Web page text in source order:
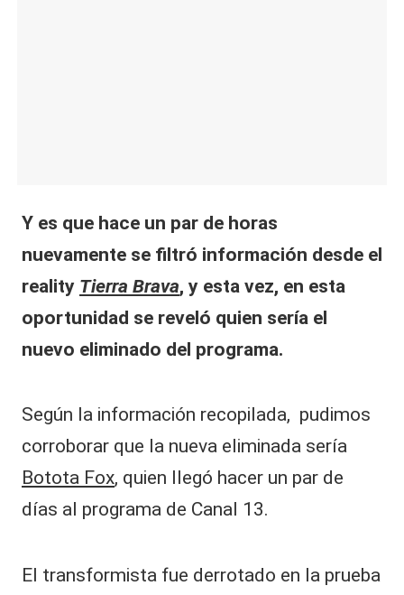
Y es que hace un par de horas
nuevamente se filtró información desde el
reality Tierra Brava, y esta vez, en esta
oportunidad se reveló quien sería el
nuevo eliminado del programa.
Según la información recopilada, pudimos
corroborar que la nueva eliminada sería
Botota Fox, quien llegó hacer un par de
días al programa de Canal 13.
El transformista fue derrotado en la prueba